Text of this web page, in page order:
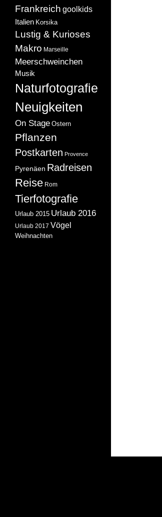
Frankreich goolkids
Italien Korsika
Lustig & Kurioses
Makro Marseille
Meerschweinchen
Musik
Naturfotografie
Neuigkeiten
On Stage Ostern
Pflanzen
Postkarten Provence
Pyrenäen Radreisen
Reise Rom
Tierfotografie
Urlaub 2015 Urlaub 2016
Urlaub 2017 Vögel
Weihnachten